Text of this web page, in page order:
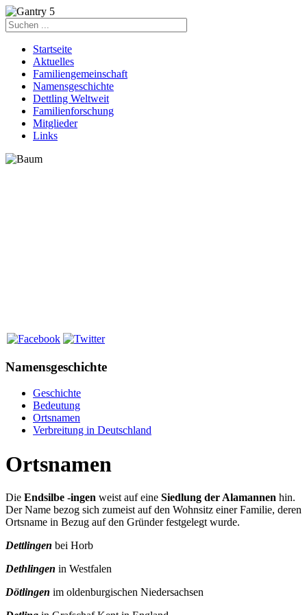
Startseite
Aktuelles
Familiengemeinschaft
Namensgeschichte
Dettling Weltweit
Familienforschung
Mitglieder
Links
Namensgeschichte
Geschichte
Bedeutung
Ortsnamen
Verbreitung in Deutschland
Ortsnamen
Die Endsilbe -ingen weist auf eine Siedlung der Alamannen hin.
Der Name bezog sich zumeist auf den Wohnsitz einer Familie, deren
Ortsname in Bezug auf den Gründer festgelegt wurde.
Dettlingen bei Horb
Dethlingen in Westfalen
Dötlingen im oldenburgischen Niedersachsen